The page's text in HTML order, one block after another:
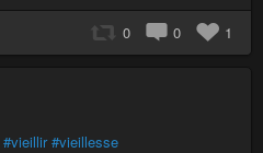
0 0 1
#vieillir #vieillesse